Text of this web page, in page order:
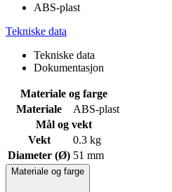
ABS-plast
Tekniske data
Tekniske data
Dokumentasjon
Materiale og farge
Materiale
ABS-plast
Mål og vekt
Vekt
0.3 kg
Diameter (Ø) 51 mm
Materiale og farge